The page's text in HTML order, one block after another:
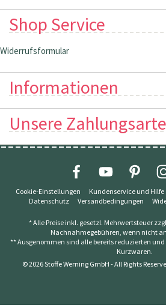
Shop Service
Widerrufsformular
Informationen
Unsere
Cookie-Einstellungen Kundenservice und Hilfe
Datenschutz
Versandbedingungen
* Alle Preise inkl. gesetzl. Mehrwertsteuer
Nachnahmegebühren, wenn nicht
** Ausgenommen sind alle bereits reduzierten
Kurzwaren.
© 2026 Stoffe Werning GmbH - All Rights